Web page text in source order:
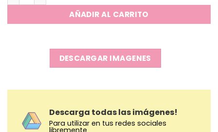
AÑADIR AL CARRITO
DESCARGAR IMAGENES
Descarga todas las imágenes!
Para utilizar en tus redes sociales